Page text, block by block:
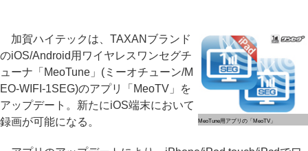
MeoTune用アプリの「MeoTV」
加賀ハイテックは、TAXANブランド
のiOS/Android用ワイヤレスワンセグチ
ューナ「MeoTune」(ミーオチューン/M
EO-WIFI-1SEG)のアプリ「MeoTV」を
アップデート。新たにiOS端末において
録画が可能になる。